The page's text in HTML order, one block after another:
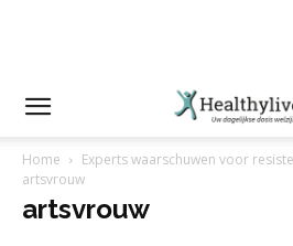
Home
Experts waarschuwen voor
artsvrouw
artsvrouw